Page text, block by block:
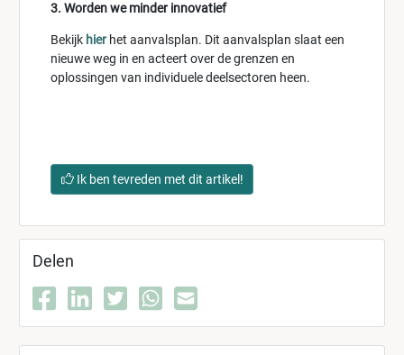
3. Worden we minder innovatief
Bekijk hier het aanvalsplan. Dit aanvalsplan slaat een
nieuwe weg in en acteert over de grenzen en
oplossingen van individuele deelsectoren heen.
Ik ben tevreden met dit artikel!
Delen